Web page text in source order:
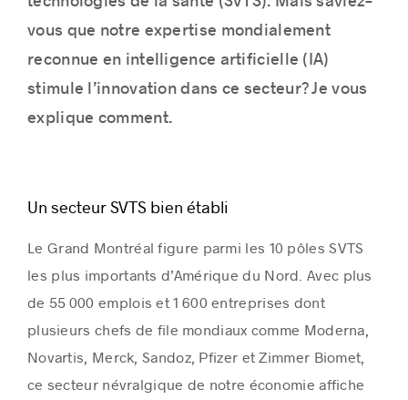
vous que notre expertise mondialement
reconnue en intelligence artificielle (IA)
stimule l’innovation dans ce secteur? Je vous
explique comment.
Un secteur SVTS bien établi
Le Grand Montréal figure parmi les 10 pôles SVTS
les plus importants d’Amérique du Nord. Avec plus
de 55 000 emplois et 1 600 entreprises dont
plusieurs chefs de file mondiaux comme Moderna,
Novartis, Merck, Sandoz, Pfizer et Zimmer Biomet,
ce secteur névralgique de notre économie affiche